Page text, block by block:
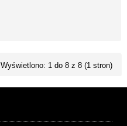
Wyświetlono: 1 do 8 z 8 (1 stron)